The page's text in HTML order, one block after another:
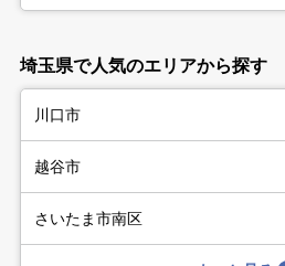
埼玉県で人気のエリアから探す
川口市
越谷市
さいたま市南区